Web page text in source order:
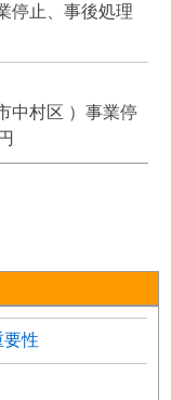
停止、事後処理
中村区 ）事業停
性